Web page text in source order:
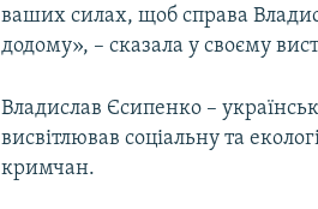
ваших силах, щоб справа
додому», – сказала у своєму
Владислав Єсипенко –
висвітлював соціальну та
кримчан.